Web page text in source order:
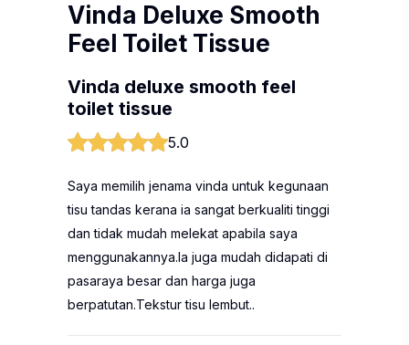
Vinda Deluxe Smooth
Feel Toilet Tissue
Vinda deluxe smooth feel
toilet tissue
5.0
Saya memilih jenama vinda untuk kegunaan
tisu tandas kerana ia sangat berkualiti tinggi
dan tidak mudah melekat apabila saya
menggunakannya.Ia juga mudah didapati di
pasaraya besar dan harga juga
berpatutan.Tekstur tisu lembut..